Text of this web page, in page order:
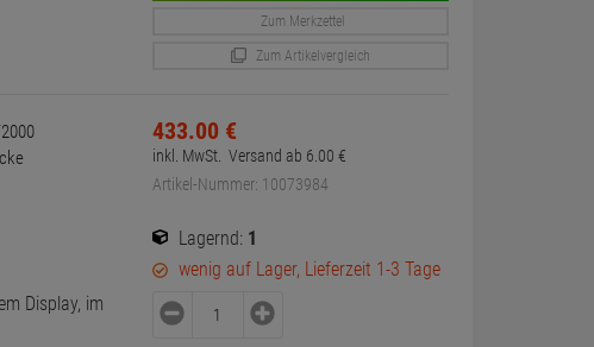
Zum Merkzettel
Zum Artikelvergleich
Display, im
433.00 €
inkl. MwSt. Versand ab 6. 00 €
Artikel-Nummer: 10073984
Lagernd: 1
wenig auf Lager, Lieferzeit 1-3 Tage